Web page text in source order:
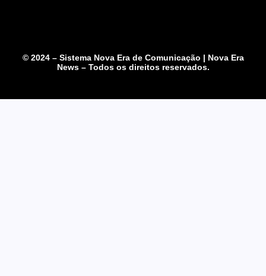
© 2024 – Sistema Nova Era de Comunicação | Nova Era
News – Todos os direitos reservados.